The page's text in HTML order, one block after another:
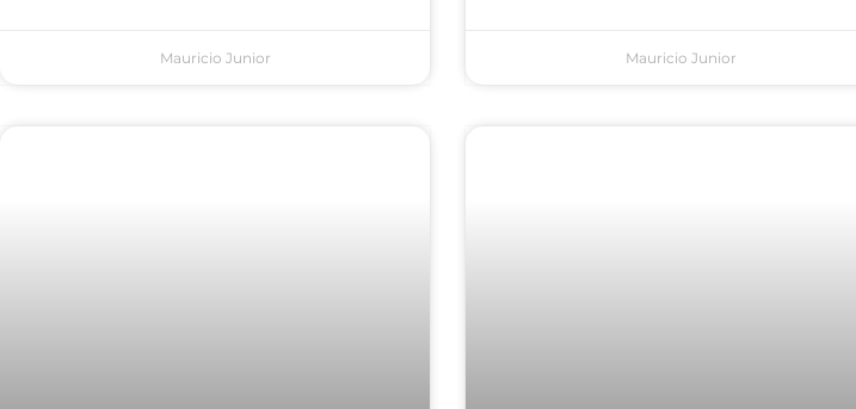
Mauricio Junior Mauricio Junior